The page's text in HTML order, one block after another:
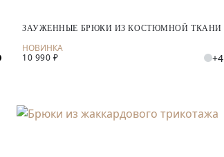
ЗАУЖЕННЫЕ БРЮКИ ИЗ КОСТЮМНОЙ ТКАНИ
10 990 ₽ +4